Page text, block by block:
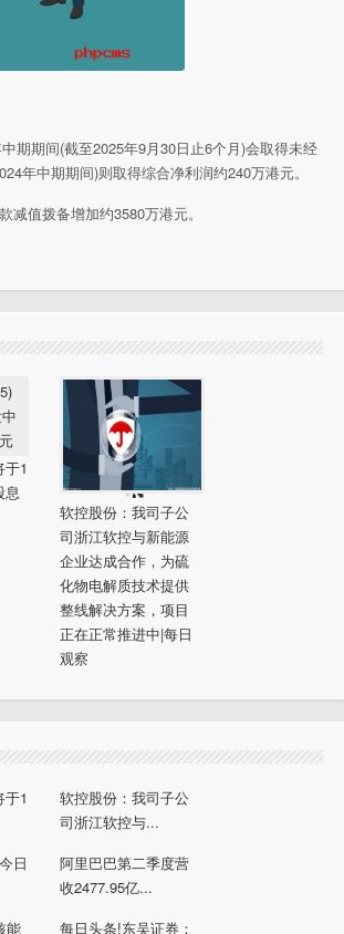
期期间(截至2025年9月30日止6个月)会取得未经
年中期期间)则取得综合净利润约240万港元。
值拨备增加约3580万港元。
于1
息
软控股份：我司子公
司浙江软控与新能源
企业达成合作，为硫
化物电解质技术提供
整线解决方案，项目
正在正常推进中|每日
观察
于1
软控股份：我司子公
司浙江软控与...
日
阿里巴巴第二季度营
收2477.95亿...
能
每日头条!东吴证券：